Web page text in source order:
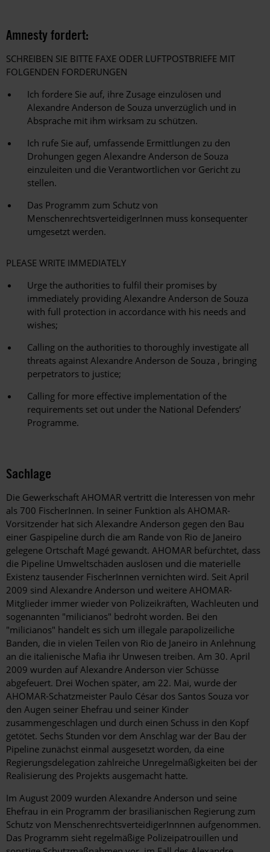
Amnesty fordert:
SCHREIBEN SIE BITTE FAXE ODER LUFTPOSTBRIEFE MIT
FOLGENDEN FORDERUNGEN
Ich fordere Sie auf, ihre Zusage einzulösen und
Alexandre Anderson de Souza unverzüglich und in
Absprache mit ihm wirksam zu schützen.
Ich rufe Sie auf, umfassende Ermittlungen zu den
Drohungen gegen Alexandre Anderson de Souza
einzuleiten und die Verantwortlichen vor Gericht zu
stellen.
Das Programm zum Schutz von
MenschenrechtsverteidigerInnen muss konsequenter
umgesetzt werden.
PLEASE WRITE IMMEDIATELY
Urge the authorities to fulfil their promises by
immediately providing Alexandre Anderson de Souza
with full protection in accordance with his needs and
wishes;
Calling on the authorities to thoroughly investigate all
threats against Alexandre Anderson de Souza , bringing
perpetrators to justice;
Calling for more effective implementation of the
requirements set out under the National Defenders’
Programme.
Sachlage
Die Gewerkschaft AHOMAR vertritt die Interessen von mehr
als 700 FischerInnen. In seiner Funktion als AHOMAR-
Vorsitzender hat sich Alexandre Anderson gegen den Bau
einer Gaspipeline durch die am Rande von Rio de Janeiro
gelegene Ortschaft Magé gewandt. AHOMAR befürchtet, dass
die Pipeline Umweltschäden auslösen und die materielle
Existenz tausender FischerInnen vernichten wird. Seit April
2009 sind Alexandre Anderson und weitere AHOMAR-
Mitglieder immer wieder von Polizeikräften, Wachleuten und
sogenannten "milicianos" bedroht worden. Bei den
"milicianos" handelt es sich um illegale parapolizeiliche
Banden, die in vielen Teilen von Rio de Janeiro in Anlehnung
an die italienische Mafia ihr Unwesen treiben. Am 30. April
2009 wurden auf Alexandre Anderson vier Schüsse
abgefeuert. Drei Wochen später, am 22. Mai, wurde der
AHOMAR-Schatzmeister Paulo César dos Santos Souza vor
den Augen seiner Ehefrau und seiner Kinder
zusammengeschlagen und durch einen Schuss in den Kopf
getötet. Sechs Stunden vor dem Anschlag war der Bau der
Pipeline zunächst einmal ausgesetzt worden, da eine
Regierungsdelegation zahlreiche Unregelmäßigkeiten bei der
Realisierung des Projekts ausgemacht hatte.
Im August 2009 wurden Alexandre Anderson und seine
Ehefrau in ein Programm der brasilianischen Regierung zum
Schutz von MenschenrechtsverteidigerInnnen aufgenommen.
Das Programm sieht regelmäßige Polizeipatrouillen und